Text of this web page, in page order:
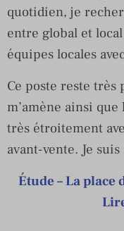
quotidien, je
entre global et
équipes locales
Ce poste reste très
m’amène ainsi
très étroitement
avant-vente. Je
Étude – La